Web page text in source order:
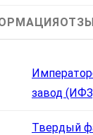
завод
Твердый